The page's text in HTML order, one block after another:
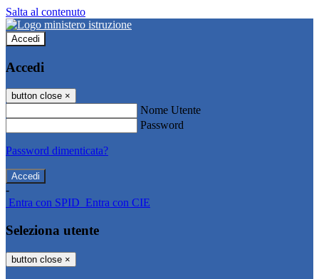
Salta al contenuto
Accedi
Accedi
button close ×
Nome Utente
Password
Password dimenticata?
-
Entra con SPID Entra con CIE
Seleziona utente
button close ×